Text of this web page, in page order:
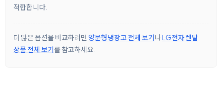
적합합니다.
더 많은 옵션을 비교하려면 양문형냉장고 전체 보기나LG전자 렌탈
상품 전체 보기를 참고하세요.